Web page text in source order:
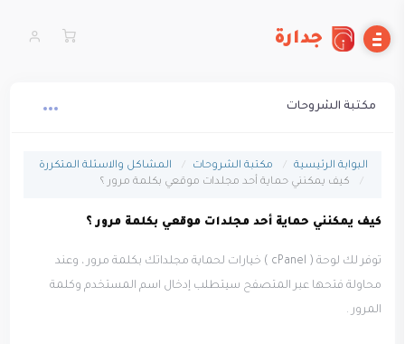
جدارة
مكتبة الشروحات
البوابة الرئيسية مكتبة الشروحات
المشاكل والاسئلة المتكررة
كيف يمكنني حماية أحد مجلدات موقعي بكلمة مرور ؟
كيف يمكنني حماية أحد مجلدات موقعي بكلمة مرور ؟
توفر لك لوحة ( cPanel ) خيارات لحماية مجلداتك بكلمة مرور ، وعند
محاولة فتحها عبر المتصفح سيتطلب إدخال اسم المستخدم وكلمة
المرور .